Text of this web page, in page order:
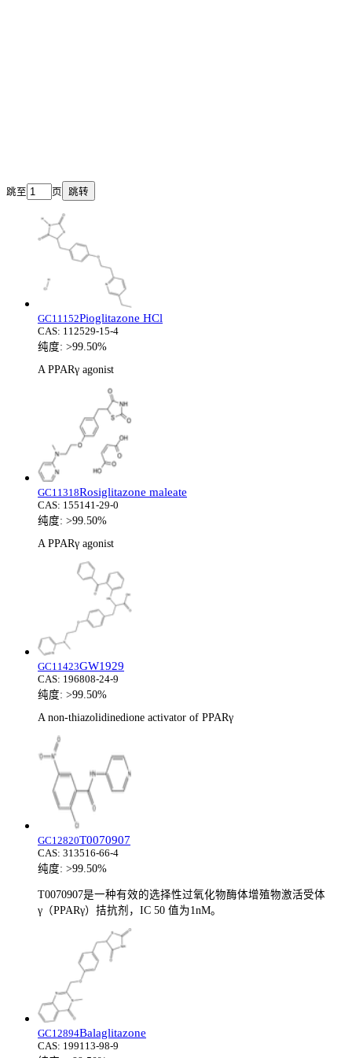
跳至 页 跳转
GC11152Pioglitazone HCl
CAS: 112529-15-4
纯度: >99.50%
A PPARγ agonist
GC11318Rosiglitazone maleate
CAS: 155141-29-0
纯度: >99.50%
A PPARγ agonist
GC11423GW1929
CAS: 196808-24-9
纯度: >99.50%
A non-thiazolidinedione activator of PPARγ
GC12820T0070907
CAS: 313516-66-4
纯度: >99.50%
T0070907是一种有效的选择性过氧化物酶体增殖物激活受体
γ（PPARγ）拮抗剂，IC 50 值为1nM。
GC12894Balaglitazone
CAS: 199113-98-9